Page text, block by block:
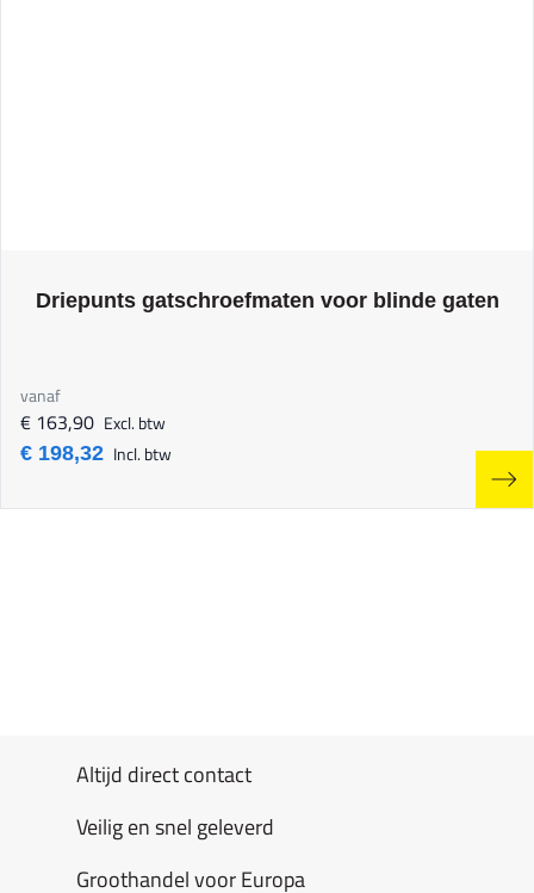
Driepunts gatschroefmaten voor blinde gaten
The price depends on the options chosen on the product page
vanaf
€ 198,32 Incl. btw
€ 163,90 Excl. btw
Altijd direct contact
Veilig en snel geleverd
Groothandel voor Europa